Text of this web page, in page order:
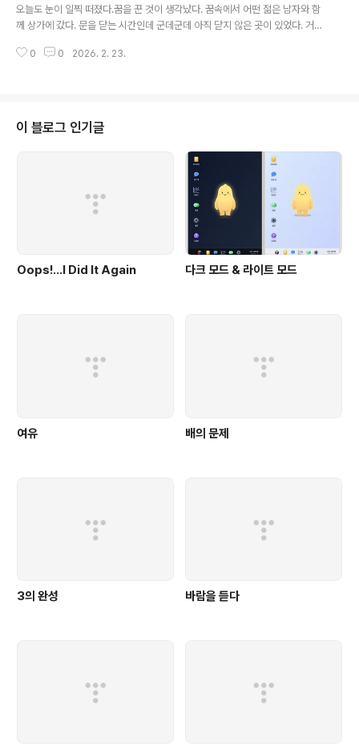
었는데 몰랐던 부분들을 알 수 있었다.허리 중간에 신장 부분이 뭉쳐있는 걸 새
로 발견했다.허벅지 바깥쪽을 풀 때는 통증이 심했는데 헛웃음이 나오면서 시원
오늘도 눈이 일찍 떠졌다.꿈을 꾼 것이 생각났다. 꿈속에서 어떤 젊은 남자와 함
께 상가에 갔다. 문을 닫는 시간인데 군데군데 아직 닫지 않은 곳이 있었다. 거기
다. 나를 만졌는데 감촉이 아기 피부처럼 아주 부드러웠다. 가게를 나와서 영수
더빙 프로젝트를 하면서 가장 좌절스러웠던 것은 핵심 기술이 없다는 것이었다.
단팥빵 맛집이 되고 싶은데 단팥을 사다 쓰는 꼴이다.회사에 다른 프로젝트들이
0 0 2026. 2. 23.
이 블로그 인기글
Oops!…I Did It Again 다크 모드 & 라이트 모드
여유 배의 문제
3의 완성 바람을 듣다